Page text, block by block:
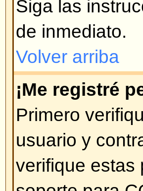
Volver arriba
¿Cómo cambio
Todos sus datos y
están archivados
modificarlos pulse
se encuentra en la
Volver arriba
¡Los horarios son